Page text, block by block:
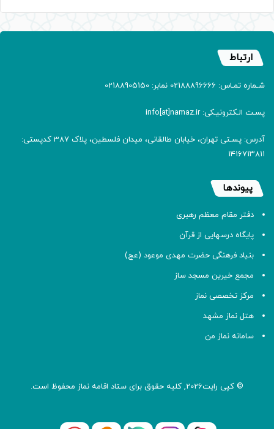
ارتباط
شـماره تمـاس: 02188896666 نمابر: 02188905150
پسـت الـکترونیـکی: info[at]namaz.ir
آدرس: پسـتی تهران، خیابان طالقانی، میدان فلسطین، پلاک 387 کدپستی:
۱۴۱۶۷۱۳۸۱۱
پیوندها
دفتر مقام معظم رهبری
پایگاه درسهایی از قرآن
بنیاد فرهنگی حضرت مهدی موعود (عج)
مجمع خیرین مسجد ساز
مرکز تخصصی نماز
هتل نماز مشهد
سامانه نماز من
© کپی رایت2026, کلیه حقوق برای ستاد اقامه نماز محفوظ است.